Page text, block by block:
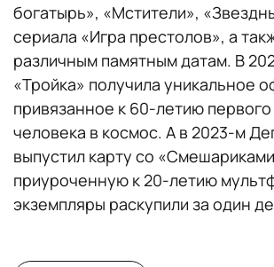
богатырь», «Мстители»,
сериала «Игра престолов», а
различным памятным датам. В
«Тройка» получила уникальное
привязанное к 60-летию первого
человека в космос. А в 2023-м
выпустил карту со
приуроченную к 20-летию
экземпляры раскупили за один